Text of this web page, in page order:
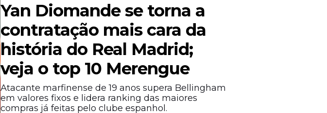
Yan Diomande se torna a
contratação mais cara da
história do Real Madrid;
veja o top 10 Merengue
Atacante marfinense de 19 anos supera Bellingham
em valores fixos e lidera ranking das maiores
compras já feitas pelo clube espanhol.